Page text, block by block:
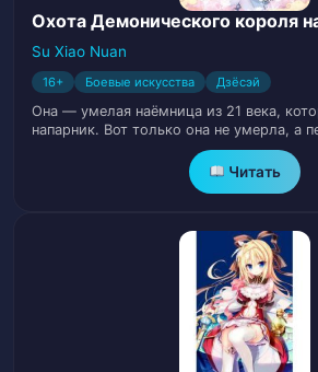
2)
19 Глава 18. Разумный Зомби
20 Глава 19. Энергия Ядра
Глава 20. Украденная
Глава 21. Текущая
апокалиптическом мире
Глава 22. Человек,
Охота Демонического короля
Su Xiao Nuan
16+ Боевые искусства Дзёсэй
Она — умелая наёмница из 21 века,
напарник. Вот только она не умерла, а
Читать